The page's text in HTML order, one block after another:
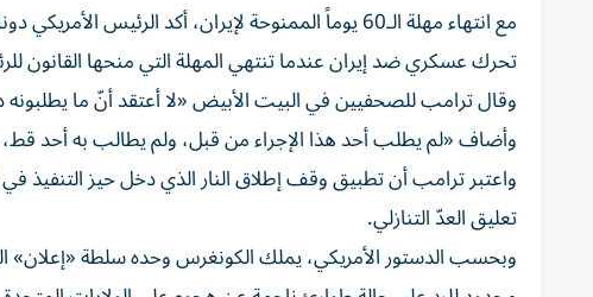
مع انتهاء مهلة الـ60 يوماً الممنوحة لإيران، أكد
تحرك عسكري ضد إيران عندما تنتهي المهلة التي منحها القانون للرئيس والبالغة 60 يوماً، قبل أن يطلب
وقال ترامب للصحفيين في البيت الأبيض «لا أعتقد أنّ ما
وأضاف «لم يطلب أحد هذا الإجراء من قبل، ولم يطالب به أحد
تعليق العدّ التنازلي.